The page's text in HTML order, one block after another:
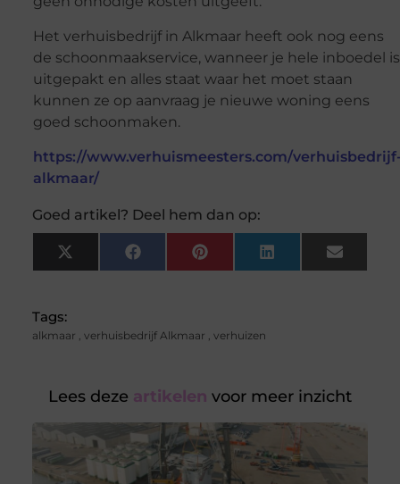
Het verhuisbedrijf in Alkmaar heeft ook nog eens
de schoonmaakservice, wanneer je hele inboedel is
uitgepakt en alles staat waar het moet staan
kunnen ze op aanvraag je nieuwe woning eens
goed schoonmaken.
https://www.verhuismeesters.com/
alkmaar/
Goed artikel? Deel hem dan op:
X
(Twitter)
FacebookPinterest LinkedIn Email
Tags:
alkmaar , verhuisbedrijf Alkmaar , verhuizen
Lees deze artikelen voor meer inzicht